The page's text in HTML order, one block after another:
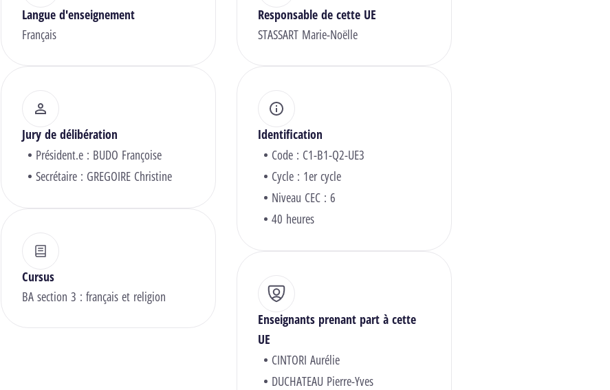
Langue d'enseignement
Français
Responsable de cette UE
STASSART Marie-Noëlle
Jury de délibération
Président.e : BUDO Françoise
Secrétaire : GREGOIRE Christine
Identification
Code : C1-B1-Q2-UE3
Cycle : 1er cycle
Niveau CEC : 6
40 heures
Cursus
BA section 3 : français et religion
Enseignants prenant part à cette
UE
CINTORI Aurélie
DUCHATEAU Pierre-Yves